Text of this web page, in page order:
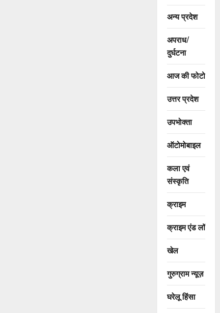
अन्य प्रदेश
अपराध/
दुर्घटना
आज की फोटो
उत्तर प्रदेश
उपभोक्ता
ऑटोमोबाइल
कला एवं
संस्कृति
क्राइम
क्राइम एंड लॉ
खेल
गुरुग्राम न्यूज़
घरेलू हिंसा